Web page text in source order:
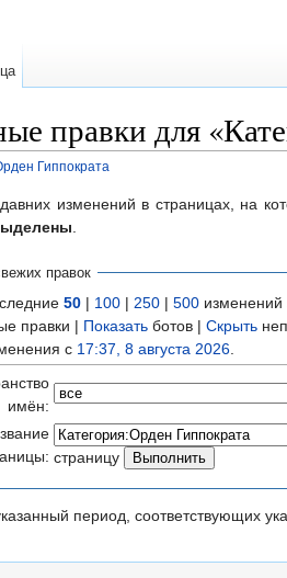
правки для
Гиппократа
изменений в страницах, на
правок
50 | 100 | 250 | 500 изменений
правки | Показать ботов | Скрыть
с 17:37, 8 августа 2026
имён:
страницу
период, соответствующих